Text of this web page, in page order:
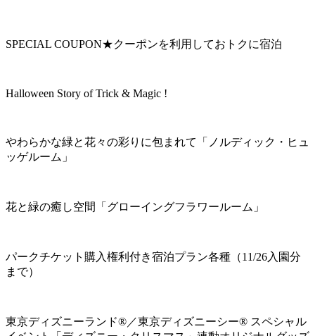
SPECIAL COUPON★クーポンを利用しておトクに宿泊
Halloween Story of Trick & Magic !
やわらかな緑と花々の彩りに包まれて「ノルディック・ヒュ
ッゲルーム」
花と緑の癒し空間「グローイングフラワールーム」
パークチケット購入権利付き宿泊プラン各種（11/26入園分
まで）
東京ディズニーランド®／東京ディズニーシー® スペシャル